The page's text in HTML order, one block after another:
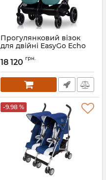
Прогулянковий візок
для двійні EasyGo Echo
18 120 грн.
-9.98 %